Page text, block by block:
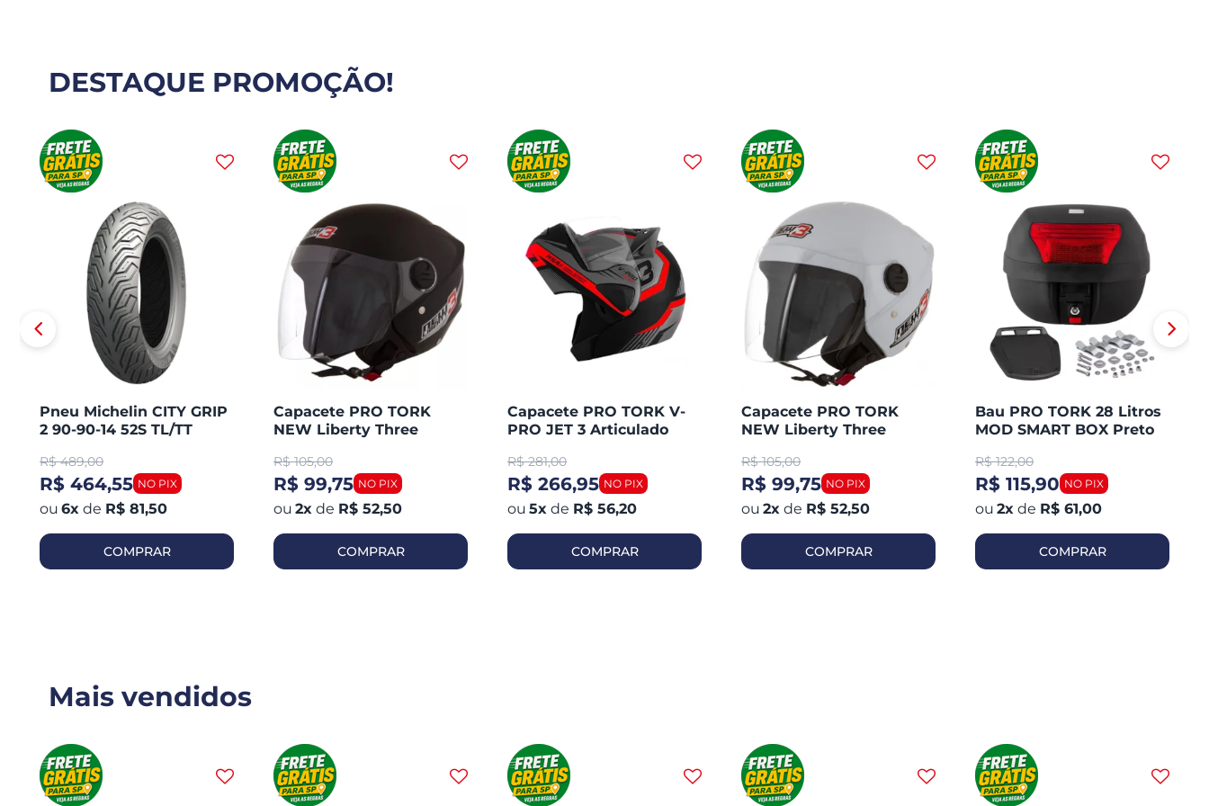
DESTAQUE PROMOÇÃO!
Pneu Michelin CITY GRIP
2 90-90-14 52S TL/TT
R$ 489,00
R$ 464,55
6x de R$ 81,50
COMPRAR
Capacete PRO TORK
NEW Liberty Three
R$ 105,00
R$ 99,75
2x de R$ 52,50
COMPRAR
Capacete PRO TORK V-
PRO JET 3 Articulado
R$ 281,00
R$ 266,95
5x de R$ 56,20
COMPRAR
Capacete PRO TORK
NEW Liberty Three
R$ 105,00
R$ 99,75
2x de R$ 52,50
COMPRAR
Bau PRO TORK 28 Litros
MOD SMART BOX Preto
R$ 122,00
R$ 115,90
2x de R$ 61,00
COMPRAR
Mais vendidos